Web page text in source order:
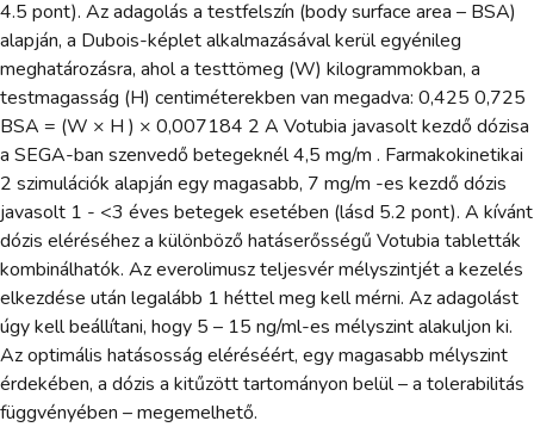
4.5 pont). Az adagolás a testfelszín (body surface area – BSA)
alapján, a Dubois-képlet alkalmazásával kerül egyénileg
meghatározásra, ahol a testtömeg (W) kilogrammokban, a
testmagasság (H) centiméterekben van megadva: 0,425 0,725
BSA = (W × H ) × 0,007184 2 A Votubia javasolt kezdő dózisa
a SEGA-ban szenvedő betegeknél 4,5 mg/m . Farmakokinetikai
2 szimulációk alapján egy magasabb, 7 mg/m -es kezdő dózis
javasolt 1 - <3 éves betegek esetében (lásd 5.2 pont). A kívánt
dózis eléréséhez a különböző hatáserősségű Votubia tabletták
kombinálhatók. Az everolimusz teljesvér mélyszintjét a kezelés
elkezdése után legalább 1 héttel meg kell mérni. Az adagolást
úgy kell beállítani, hogy 5 – 15 ng/ml-es mélyszint alakuljon ki.
Az optimális hatásosság eléréséért, egy magasabb mélyszint
érdekében, a dózis a kitűzött tartományon belül – a tolerabilitás
függvényében – megemelhető.